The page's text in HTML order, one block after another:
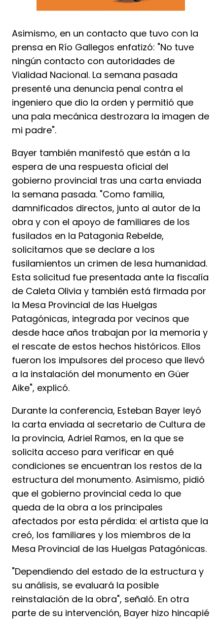
Asimismo, en un contacto que tuvo con la
prensa en Río Gallegos enfatizó: "No tuve
ningún contacto con autoridades de
Vialidad Nacional. La semana pasada
presenté una denuncia penal contra el
ingeniero que dio la orden y permitió que
una pala mecánica destrozara la imagen de
mi padre".
Bayer también manifestó que están a la
espera de una respuesta oficial del
gobierno provincial tras una carta enviada
la semana pasada. "Como familia,
damnificados directos, junto al autor de la
obra y con el apoyo de familiares de los
fusilados en la Patagonia Rebelde,
solicitamos que se declare a los
fusilamientos un crimen de lesa humanidad.
Esta solicitud fue presentada ante la fiscalía
de Caleta Olivia y también está firmada por
la Mesa Provincial de las Huelgas
Patagónicas, integrada por vecinos que
desde hace años trabajan por la memoria y
el rescate de estos hechos históricos. Ellos
fueron los impulsores del proceso que llevó
a la instalación del monumento en Güer
Aike", explicó.
Durante la conferencia, Esteban Bayer leyó
la carta enviada al secretario de Cultura de
la provincia, Adriel Ramos, en la que se
solicita acceso para verificar en qué
condiciones se encuentran los restos de la
estructura del monumento. Asimismo, pidió
que el gobierno provincial ceda lo que
queda de la obra a los principales
afectados por esta pérdida: el artista que la
creó, los familiares y los miembros de la
Mesa Provincial de las Huelgas Patagónicas.
"Dependiendo del estado de la estructura y
su análisis, se evaluará la posible
reinstalación de la obra", señaló. En otra
parte de su intervención, Bayer hizo hincapié